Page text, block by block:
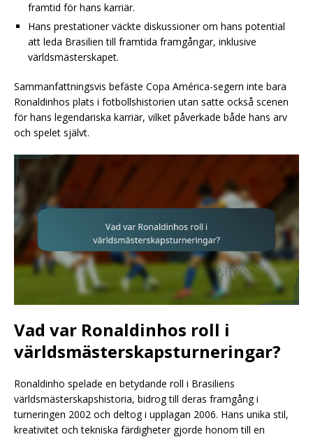
framtid för hans karriär.
Hans prestationer väckte diskussioner om hans potential
att leda Brasilien till framtida framgångar, inklusive
världsmästerskapet.
Sammanfattningsvis befäste Copa América-segern inte bara
Ronaldinhos plats i fotbollshistorien utan satte också scenen
för hans legendariska karriär, vilket påverkade både hans arv
och spelet självt.
Vad var Ronaldinhos roll i
världsmästerskapsturneringar?
Ronaldinho spelade en betydande roll i Brasiliens
världsmästerskapshistoria, bidrog till deras framgång i
turneringen 2002 och deltog i upplagan 2006. Hans unika stil,
kreativitet och tekniska färdigheter gjorde honom till en